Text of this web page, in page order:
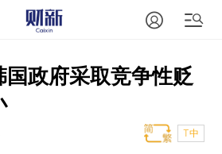
政府采取竞争性贬
T中